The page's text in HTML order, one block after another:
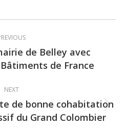
Previous
post:
de Belley avec
de France
NEXT
Next
post:
de bonne cohabitation
du Grand Colombier